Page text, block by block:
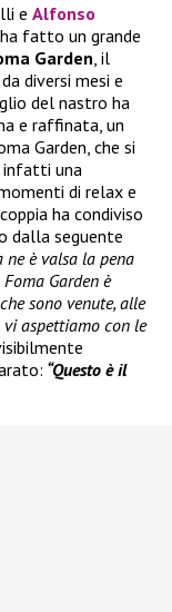
e Alfonso
fatto un grande
Garden , il
diversi mesi e
del nastro ha
e raffinata, un
Garden, che si
infatti una
di relax e
ha condiviso
dalla seguente
ne è valsa la pena
Garden è
sono venute, alle
vi aspettiamo con le
“Questo è il